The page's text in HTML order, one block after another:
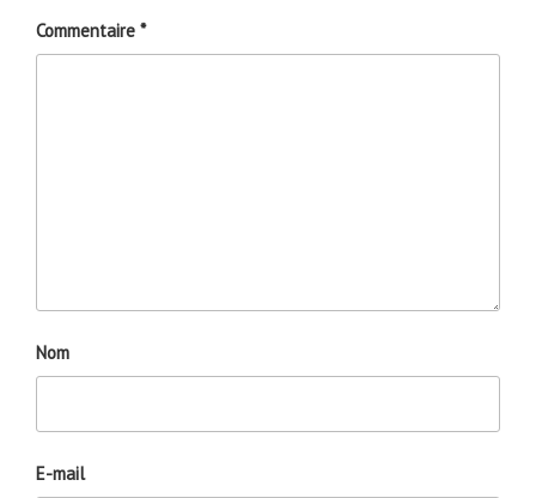
Commentaire *
Nom
E-mail